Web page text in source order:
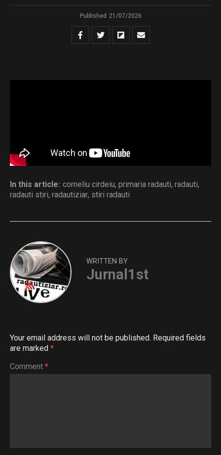
Published 21/07/2026
In this article: corneliu cirdeiu, primaria radauti, radauti,
radauti stiri, radautiziar, stiri radauti
WRITTEN BY
Jurnal1st
Your email address will not be published. Required fields
are marked *
Comment *